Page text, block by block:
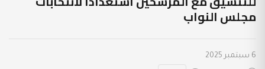
مجلس النواب
6 سبتمبر 2025